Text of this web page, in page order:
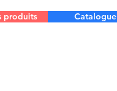
produits Catalogue